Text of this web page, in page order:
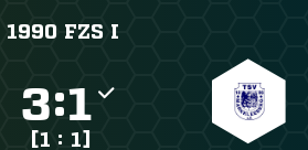
1990 FZS I
:
[1 : 1]